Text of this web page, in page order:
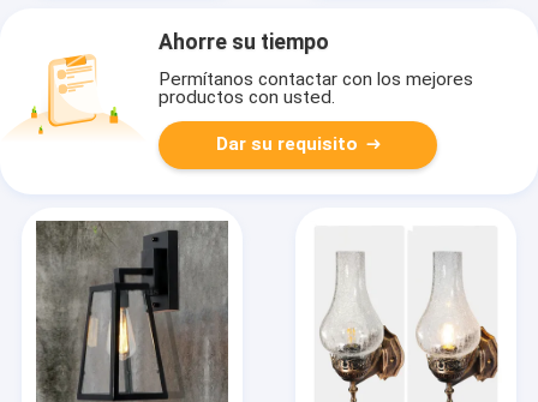
Ahorre su tiempo
Permítanos contactar con los mejores
productos con usted.
Dar su requisito